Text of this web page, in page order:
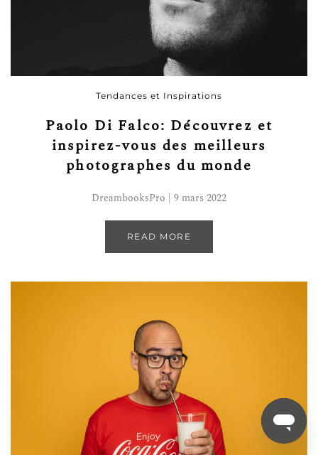
Tendances et Inspirations
Paolo Di Falco: Découvrez et
inspirez-vous des meilleurs
photographes du monde
DreambooksPro | 9 mars 2022
READ MORE